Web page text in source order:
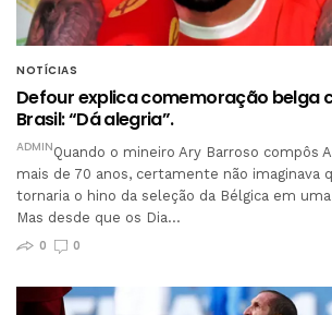
NOTÍCIAS
Defour explica comemoração belga
Brasil: “Dá alegria”.
ADMINQuando o mineiro Ary Barroso compôs
mais de 70 anos, certamente não imaginava
tornaria o hino da seleção da Bélgica em
Mas desde que os Dia…
0
0